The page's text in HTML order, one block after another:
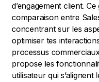
d’engagement client.
comparaison entre
concentrant sur les
optimiser tes
processus
propose les
utilisateur qui